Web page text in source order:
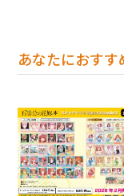
あなたにおすす